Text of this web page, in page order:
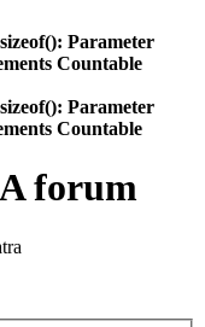
sizeof(): Parameter
Countable
sizeof(): Parameter
Countable
forum